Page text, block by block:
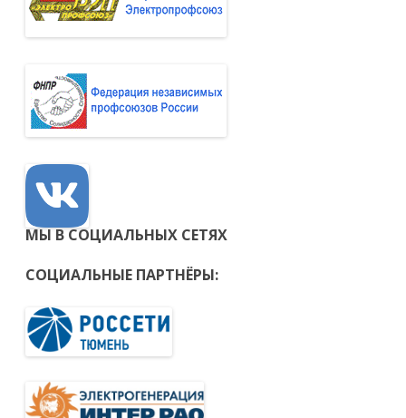
МЫ В СОЦИАЛЬНЫХ СЕТЯХ
СОЦИАЛЬНЫЕ ПАРТНЁРЫ: